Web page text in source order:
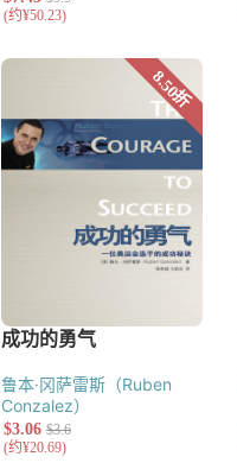
鲁本·冈萨雷斯（Ruben
Conzalez）